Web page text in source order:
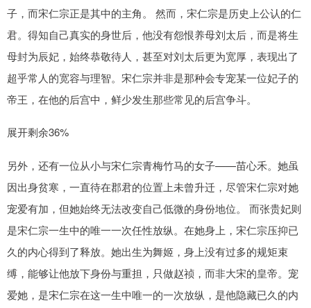
子，而宋仁宗正是其中的主角。 然而，宋仁宗是历史上公认的仁
君。得知自己真实的身世后，他没有怨恨养母刘太后，而是将生
母封为辰妃，始终恭敬待人，甚至对刘太后更为宽厚，表现出了
超乎常人的宽容与理智。宋仁宗并非是那种会专宠某一位妃子的
帝王，在他的后宫中，鲜少发生那些常见的后宫争斗。
展开剩余36%
另外，还有一位从小与宋仁宗青梅竹马的女子——苗心禾。她虽
因出身贫寒，一直待在郡君的位置上未曾升迁，尽管宋仁宗对她
宠爱有加，但她始终无法改变自己低微的身份地位。 而张贵妃则
是宋仁宗一生中的唯一一次任性放纵。在她身上，宋仁宗压抑已
久的内心得到了释放。她出生为舞姬，身上没有过多的规矩束
缚，能够让他放下身份与重担，只做赵祯，而非大宋的皇帝。宠
爱她，是宋仁宗在这一生中唯一的一次放纵，是他隐藏已久的内